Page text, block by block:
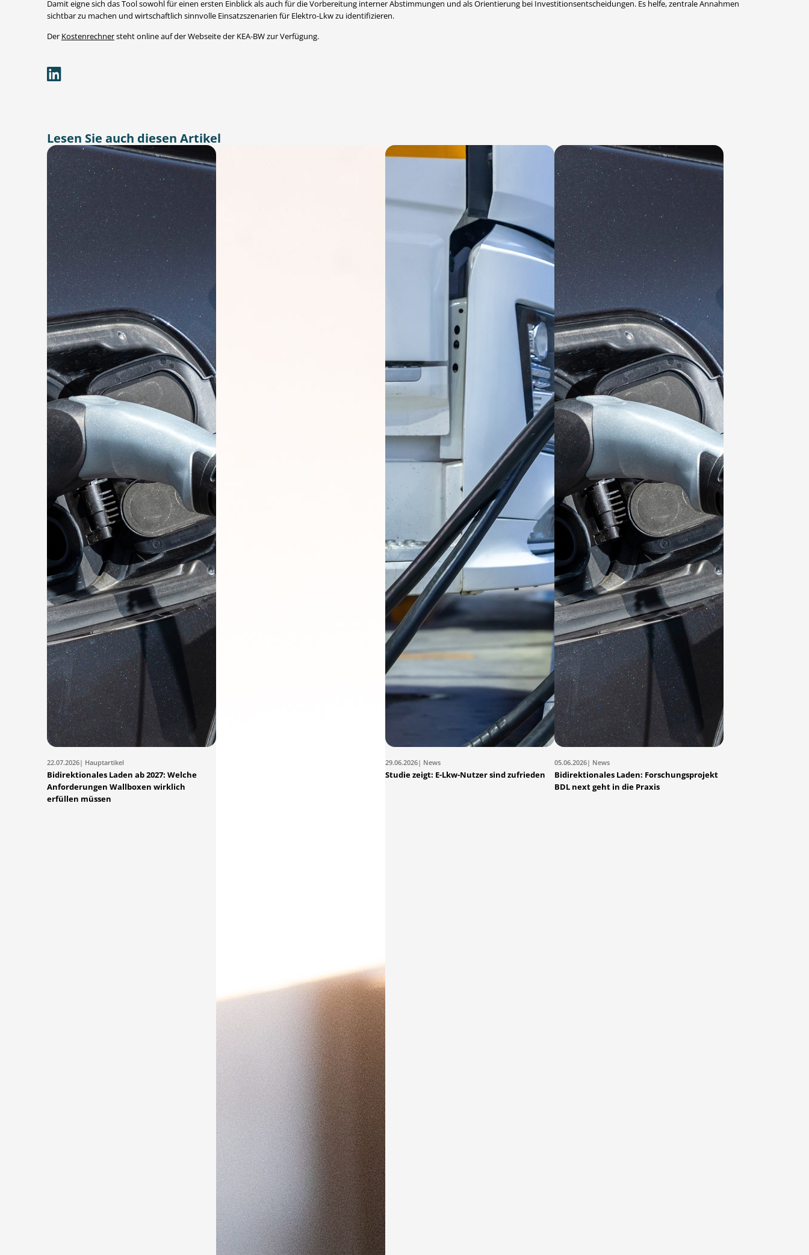
Damit eigne sich das Tool sowohl für einen ersten Einblick als auch für die Vorbereitung interner Abstimmungen und als Orientierung bei Investitionsentscheidungen. Es helfe, zentrale Annahmen
sichtbar zu machen und wirtschaftlich sinnvolle Einsatzszenarien für Elektro-Lkw zu identifizieren.
Der Kostenrechnersteht online auf der Webseite der KEA-BW zur Verfügung.
Lesen Sie auch diesen Artikel
22.07.2026| Hauptartikel
Bidirektionales Laden ab 2027: Welche
Anforderungen Wallboxen wirklich
erfüllen müssen
29.06.2026| News
Studie zeigt: E-Lkw-Nutzer sind zufrieden
05.06.2026| News
Bidirektionales Laden: Forschungsprojekt
BDL next geht in die Praxis